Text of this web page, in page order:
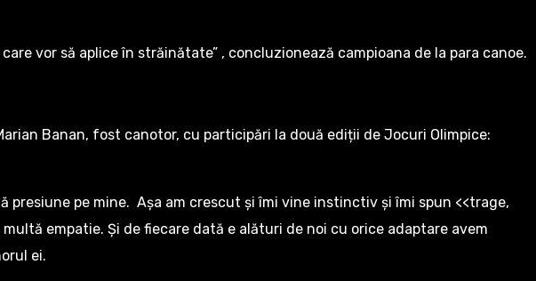
vor să aplice în străinătate” , concluzionează campioana de la para canoe.
Banan, fost canotor, cu participări la două ediții de Jocuri Olimpice:
pe mine. Așa am crescut și îmi vine instinctiv și îmi spun <<trage,
empatie. Și de fiecare dată e alături de noi cu orice adaptare avem
ei.